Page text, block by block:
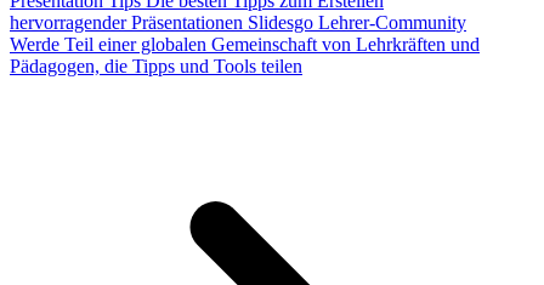
hervorragender Präsentationen Slidesgo Lehrer-Community
Werde Teil einer globalen Gemeinschaft von Lehrkräften und
Pädagogen, die Tipps und Tools teilen